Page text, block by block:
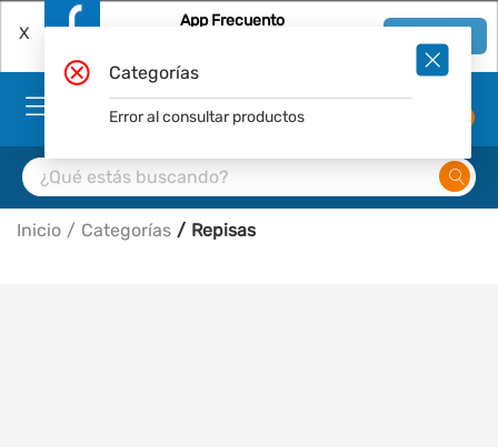
X
App Frecuento
Inicio Categorías Repisas
Categorías
Error al consultar productos